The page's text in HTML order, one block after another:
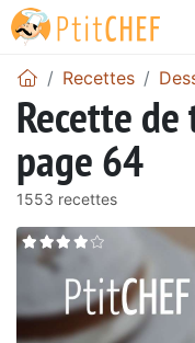
Recettes
Recette
page 64
1553 recettes